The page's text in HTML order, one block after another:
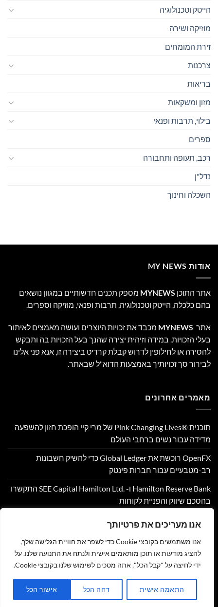
אנו מעריכים את פרטיותך
אנו משתמשים בקובצי Cookie כדי לשפר את חוויית הגלישה שלך,
להציג מודעות או תוכן מותאמים אישית ולנתח את התנועה שלנו. על
ידי לחיצה על "קבל הכל", אתה מסכים לשימוש שלנו בקובצי Cookie.
התאמה אישית דחה הכל אישור הכל
הייטק וטכנולוגיה
מוזיקה ושירה
זירת המומחים
צרכנות
בריאות
מזון ומשקאות
בילוי, תרבות ופנאי
ספרים
רכב, תעופה ותחבורה
נדל"ן
השכלה וחינוך
אודות MY NEWS
אתר התוכן MYNEWS מספק תכנים חדשותיים במגוון נושאים
בהם כלכלה, הייטק וטכנולוגיה, תרבות ופנאי, מוזיקה וספרים.
אתר MYNEWS מכבד את זכויות היוצרים ועושה מאמצים לאיתור
בעלי הזכויות. במידה וזיהית יצירה שהנך בעל הזכויות בה ותבקש
להסירה או לחילופין לדרוש קבלת קרדיט ביצירה זו, אנא פני אלינו
לבירור סך זכויותיך באמצעות הדוא"ל שבאתר.
מאמרים אחרונים
תוכנית Pink Changing Lives®‎ של מרי קיי הופכת חזון להשפעה
מדידה עבור נשים ברחבי העולם
OpenFX רוכשת את Global Ledger כדי להשיק חשבונות
רב-מטבעיים עבור חברות פינטק
Hamilton Reserve Bank ו- SEE Capital Hamilton Ltd.‎ התקשרו
בהסכם שיווק והפניית לקוחות
Corpay Cross-Border מונתה לשותפת המט"ח הרשמית של
Ultimate Sevens
כל הזכויות שמורות 2026 © זהר נוי - MY NEWS